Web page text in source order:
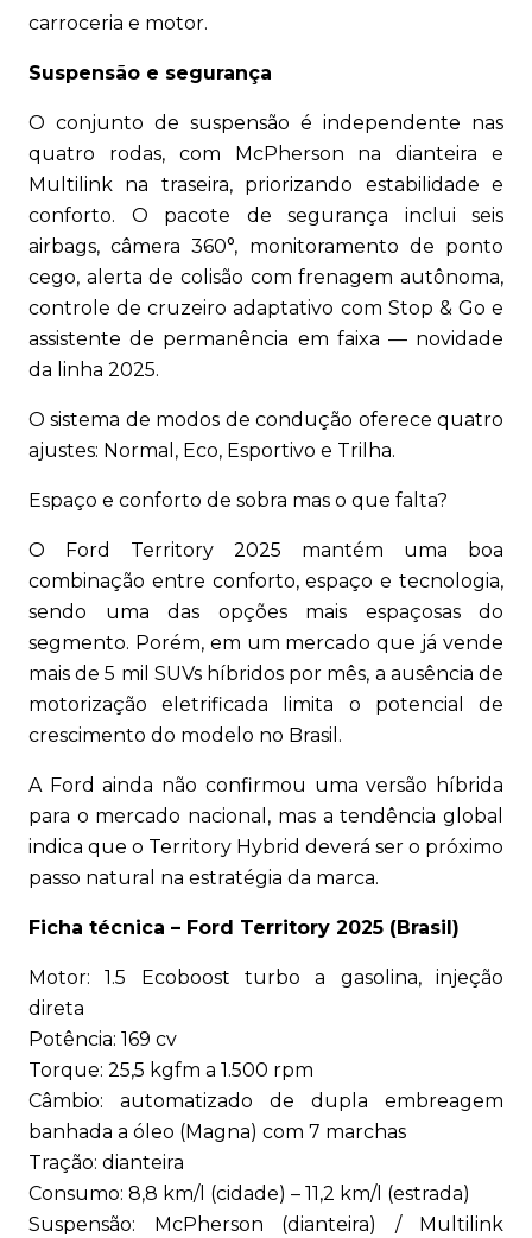
carroceria e motor.
Suspensão e segurança
O conjunto de suspensão é independente nas
quatro rodas, com McPherson na dianteira e
Multilink na traseira, priorizando estabilidade e
conforto. O pacote de segurança inclui seis
airbags, câmera 360°, monitoramento de ponto
cego, alerta de colisão com frenagem autônoma,
controle de cruzeiro adaptativo com Stop & Go e
assistente de permanência em faixa — novidade
da linha 2025.
O sistema de modos de condução oferece quatro
ajustes: Normal, Eco, Esportivo e Trilha.
Espaço e conforto de sobra mas o que falta?
O Ford Territory 2025 mantém uma boa
combinação entre conforto, espaço e tecnologia,
sendo uma das opções mais espaçosas do
segmento. Porém, em um mercado que já vende
mais de 5 mil SUVs híbridos por mês, a ausência de
motorização eletrificada limita o potencial de
crescimento do modelo no Brasil.
A Ford ainda não confirmou uma versão híbrida
para o mercado nacional, mas a tendência global
indica que o Territory Hybrid deverá ser o próximo
passo natural na estratégia da marca.
Ficha técnica – Ford Territory 2025 (Brasil)
Motor: 1.5 Ecoboost turbo a gasolina, injeção
direta
Potência: 169 cv
Torque: 25,5 kgfm a 1.500 rpm
Câmbio: automatizado de dupla embreagem
banhada a óleo (Magna) com 7 marchas
Tração: dianteira
Consumo: 8,8 km/l (cidade) – 11,2 km/l (estrada)
Suspensão: McPherson (dianteira) / Multilink